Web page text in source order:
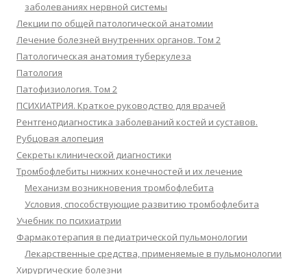
заболеваниях нервной системы
Лекции по общей патологической анатомии
Лечение болезней внутренних органов. Том 2
Патологическая анатомия туберкулеза
Патология
Патофизиология. Том 2
ПСИХИАТРИЯ. Краткое руководство для врачей
Рентгенодиагностика заболеваний костей и суставов.
Рубцовая алопеция
Секреты клинической диагностики
Тромбофлебиты нижних конечностей и их лечение
Механизм возникновения тромбофлебита
Условия, способствующие развитию тромбофлебита
Учебник по психиатрии
Фармакотерапия в педиатрической пульмонологии
Лекарственные средства, применяемые в пульмонологии
Хирургические болезни